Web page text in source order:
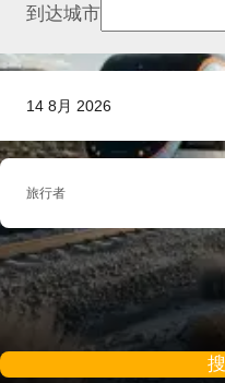
14 8月 2026
到达城市
旅行者